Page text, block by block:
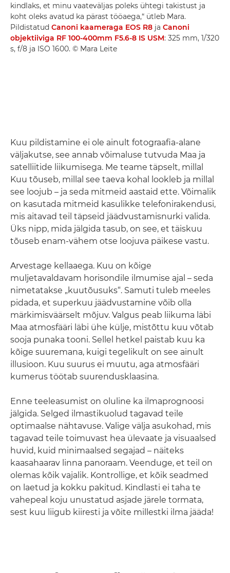
kindlaks, et minu vaateväljas poleks ühtegi takistust ja
koht oleks avatud ka pärast tööaega,“ ütleb Mara.
Pildistatud Canoni kaameraga EOS R8 ja Canoni
objektiiviga RF 100-400mm F5.6-8 IS USM: 325 mm, 1/320
s, f/8 ja ISO 1600. © Mara Leite
Kuu pildistamine ei ole ainult fotograafia-alane
väljakutse, see annab võimaluse tutvuda Maa ja
satelliitide liikumisega. Me teame täpselt, millal
Kuu tõuseb, millal see taeva kohal lookleb ja millal
see loojub – ja seda mitmeid aastaid ette. Võimalik
on kasutada mitmeid kasulikke telefonirakendusi,
mis aitavad teil täpseid jäädvustamisnurki valida.
Üks nipp, mida jälgida tasub, on see, et täiskuu
tõuseb enam-vähem otse loojuva päikese vastu.
Arvestage kellaaega. Kuu on kõige
muljetavaldavam horisondile ilmumise ajal – seda
nimetatakse „kuutõusuks“. Samuti tuleb meeles
pidada, et superkuu jäädvustamine võib olla
märkimisväärselt mõjuv. Valgus peab liikuma läbi
Maa atmosfääri läbi ühe külje, mistõttu kuu võtab
sooja punaka tooni. Sellel hetkel paistab kuu ka
kõige suuremana, kuigi tegelikult on see ainult
illusioon. Kuu suurus ei muutu, aga atmosfääri
kumerus töötab suurendusklaasina.
Enne teeleasumist on oluline ka ilmaprognoosi
jälgida. Selged ilmastikuolud tagavad teile
optimaalse nähtavuse. Valige välja asukohad, mis
tagavad teile toimuvast hea ülevaate ja visuaalsed
huvid, kuid minimaalsed segajad – näiteks
kaasahaarav linna panoraam. Veenduge, et teil on
olemas kõik vajalik. Kontrollige, et kõik seadmed
on laetud ja kokku pakitud. Kindlasti ei taha te
vahepeal koju unustatud asjade järele tormata,
sest kuu liigub kiiresti ja võite millestki ilma jääda!